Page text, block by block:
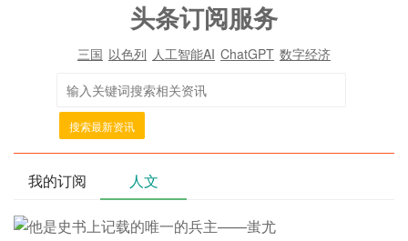
头条订阅服务
三国 以色列 人工智能AI ChatGPT 数字经济
搜索最新资讯
我的订阅 人文